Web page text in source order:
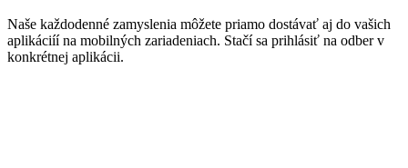
Naše každodenné zamyslenia môžete priamo dostávať aj do vašich
aplikáciíí na mobilných zariadeniach. Stačí sa prihlásiť na odber v
konkrétnej aplikácii.